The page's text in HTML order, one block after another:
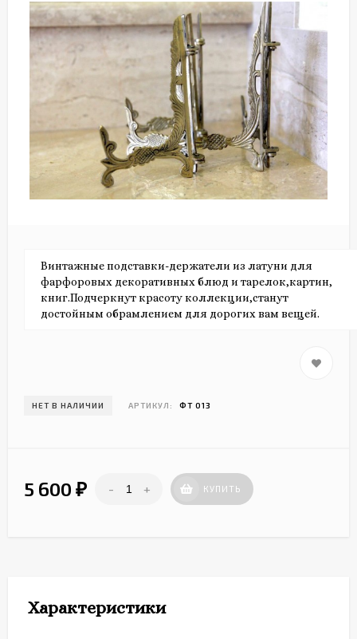
Винтажные подставки-держатели из латуни для
фарфоровых декоративных блюд и тарелок,картин,
книг.Подчеркнут красоту коллекции,станут
достойным обрамлением для дорогих вам вещей.
НЕТ В НАЛИЧИИ АРТИКУЛ: ФТ 013
5 600 ₽ - + КУПИТЬ
Характеристики